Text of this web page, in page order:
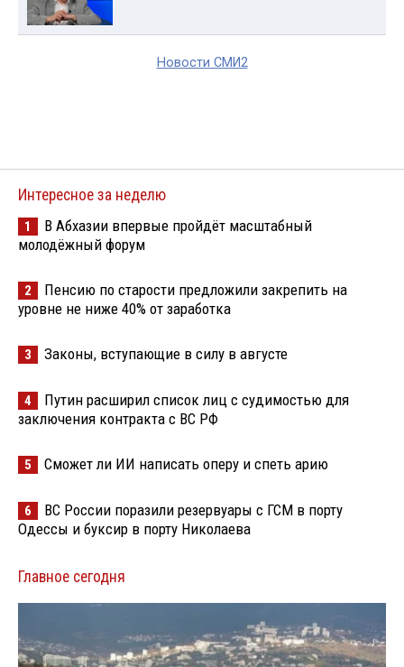
Новости СМИ2
Интересное за неделю
1
В Абхазии впервые пройдёт масштабный
молодёжный форум
2
Пенсию по старости предложили закрепить на
уровне не ниже 40% от заработка
3 Законы, вступающие в силу в августе
4
Путин расширил список лиц с судимостью для
заключения контракта с ВС РФ
5 Сможет ли ИИ написать оперу и спеть арию
6
ВС России поразили резервуары с ГСМ в порту
Одессы и буксир в порту Николаева
Главное сегодня